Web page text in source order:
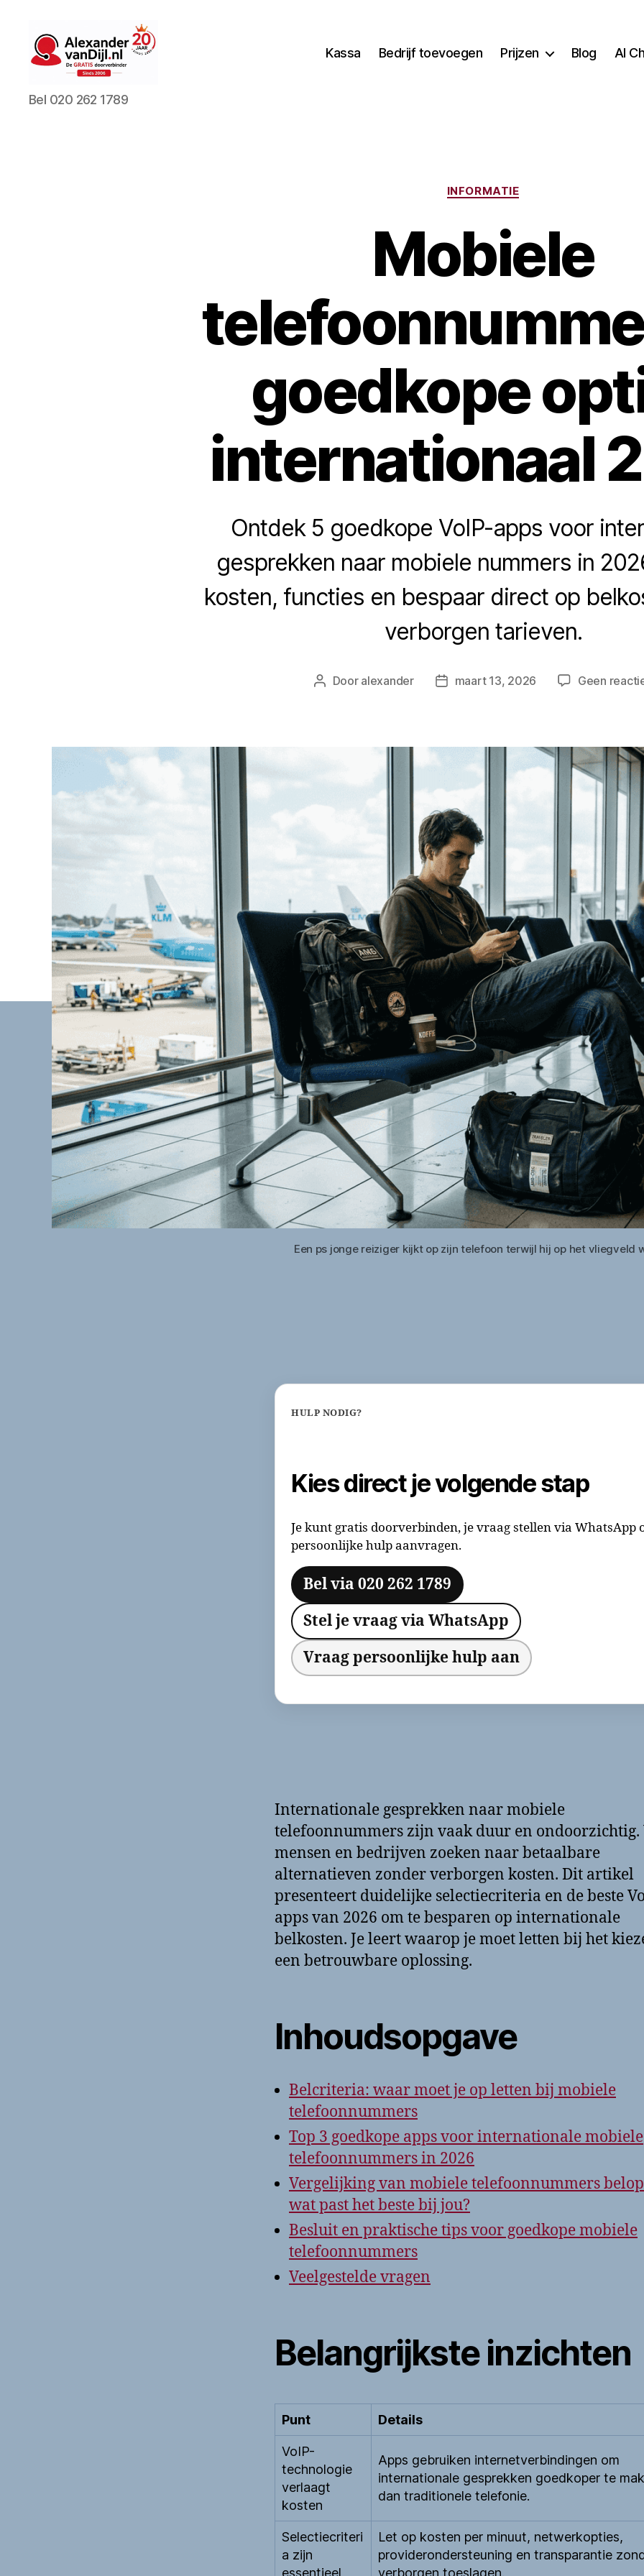
AlexandervanDijl.nl
Bel 020 262 1789
Kassa Bedrijf toevoegen Prijzen Blog AI
Categorieën
INFORMATIE
Mobiele
goedkope
internationaal
Ontdek 5 goedkope VoIP-apps voor
gesprekken naar mobiele nummers in
kosten, functies en bespaar direct op
verborgen tarieven.
Berichtauteur
Door alexander Berichtdatum
maart 13, 2026 Geen
Een ps jonge reiziger kijkt op zijn telefoon terwijl hij op het vliegveld
HULP NODIG?
Kies direct je volgende stap
Je kunt gratis doorverbinden, je vraag stellen via WhatsApp
persoonlijke hulp aanvragen.
Bel via 020 262 1789
Stel je vraag via WhatsApp
Vraag persoonlijke hulp aan
Internationale gesprekken naar mobiele
telefoonnummers zijn vaak duur en ondoorzichtig.
mensen en bedrijven zoeken naar betaalbare
alternatieven zonder verborgen kosten. Dit artikel
presenteert duidelijke selectiecriteria en de beste
apps van 2026 om te besparen op internationale
belkosten. Je leert waarop je moet letten bij het
een betrouwbare oplossing.
Inhoudsopgave
Belcriteria: waar moet je op letten bij mobiele
telefoonnummers
Top 3 goedkope apps voor internationale mobiele
telefoonnummers in 2026
Vergelijking van mobiele telefoonnummers
wat past het beste bij jou?
Besluit en praktische tips voor goedkope mobiele
telefoonnummers
Veelgestelde vragen
Belangrijkste inzichten
Punt Details
VoIP-
technologie
verlaagt
kosten
Apps gebruiken internetverbindingen om
internationale gesprekken goedkoper te
dan traditionele telefonie.
Selectiecriteri
a zijn
essentieel
Let op kosten per minuut, netwerkopties,
providerondersteuning en transparantie
verborgen toeslagen.